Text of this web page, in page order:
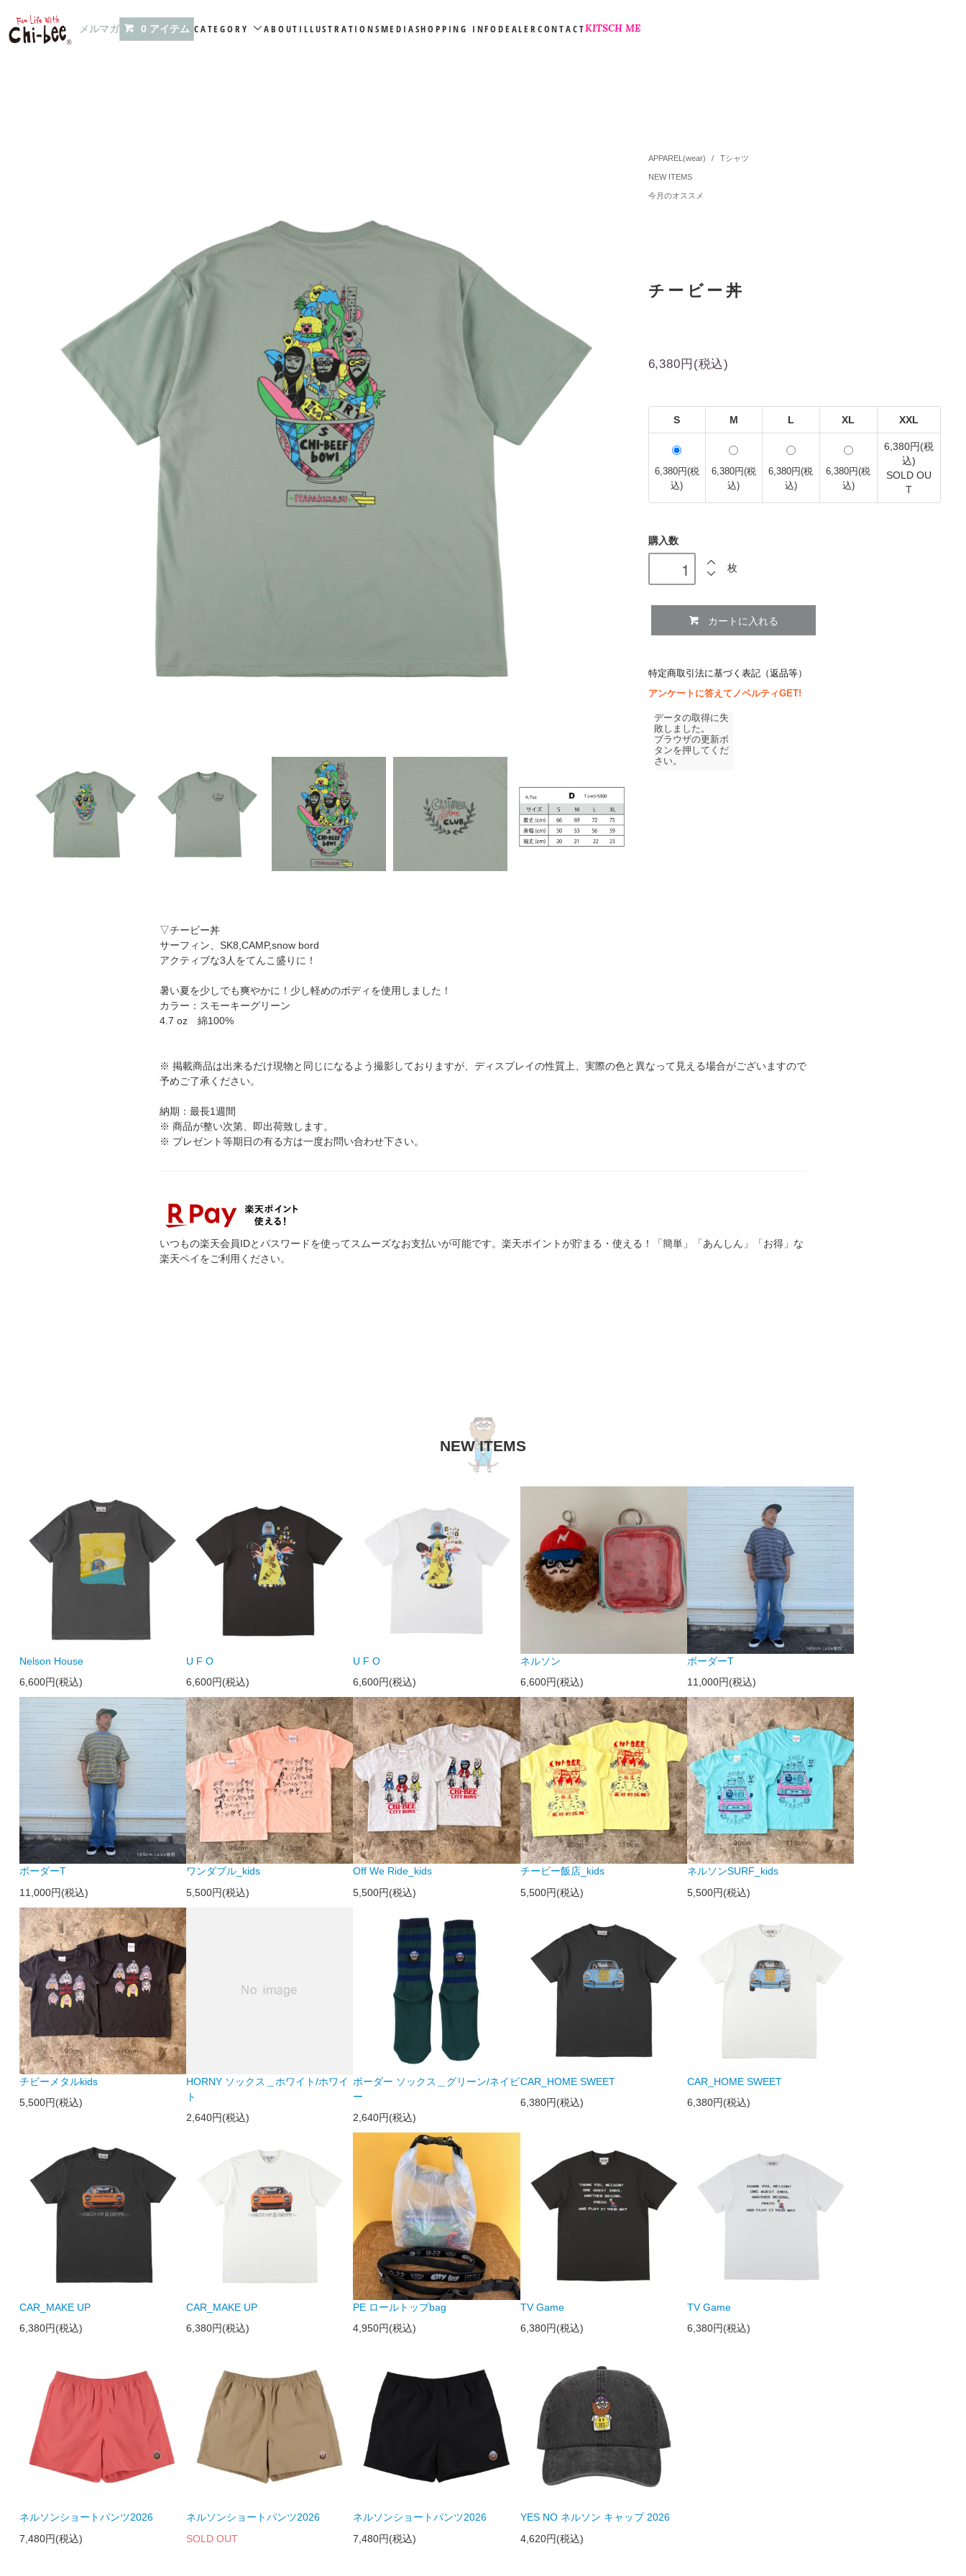
メルマガ 0 アイテム CATEGORY ABOUT ILLUSTRATIONSMEDIASHOPPING INFODEALERCONTACTKITSCH ME
APPAREL(wear) / Tシャツ
NEW ITEMS
今月のオススメ
チービー丼
6,380円(税込)
S M L XL XXL
6,380円(税
込)
6,380円(税
込)
6,380円(税
込)
6,380円(税
込)
6,380円(税
込)
SOLD OU
T
購入数
枚
カートに入れる
特定商取引法に基づく表記（返品等）
アンケートに答えてノベルティGET!
▽チービー丼
サーフィン、SK8,CAMP,snow bord
アクティブな3人をてんこ盛りに！
暑い夏を少しでも爽やかに！少し軽めのボディを使用しました！
カラー：スモーキーグリーン
4.7 oz 綿100%
※ 掲載商品は出来るだけ現物と同じになるよう撮影しておりますが、ディスプレイの性質上、実際の色と異なって見える場合がございますので
予めご了承ください。
納期：最長1週間
※ 商品が整い次第、即出荷致します。
※ プレゼント等期日の有る方は一度お問い合わせ下さい。
いつもの楽天会員IDとパスワードを使ってスムーズなお支払いが可能です。楽天ポイントが貯まる・使える！「簡単」「あんしん」「お得」な
楽天ペイをご利用ください。
NEW ITEMS
Nelson House
6,600円(税込)
U F O
6,600円(税込)
U F O
6,600円(税込)
ネルソン
6,600円(税込)
ボーダーT
11,000円(税込)
ボーダーT
11,000円(税込)
ワンダブル_kids
5,500円(税込)
Off We Ride_kids
5,500円(税込)
チービー飯店_kids
5,500円(税込)
ネルソンSURF_kids
5,500円(税込)
チビーメタルkids
5,500円(税込)
HORNY ソックス＿ホワイト/ホワイ
ト
2,640円(税込)
ボーダー ソックス＿グリーン/ネイビ
ー
2,640円(税込)
CAR_HOME SWEET
6,380円(税込)
CAR_HOME SWEET
6,380円(税込)
CAR_MAKE UP
6,380円(税込)
CAR_MAKE UP
6,380円(税込)
PE ロールトップbag
4,950円(税込)
TV Game
6,380円(税込)
TV Game
6,380円(税込)
ネルソンショートパンツ2026
7,480円(税込)
ネルソンショートパンツ2026
SOLD OUT
ネルソンショートパンツ2026
7,480円(税込)
YES NO ネルソン キャップ 2026
4,620円(税込)